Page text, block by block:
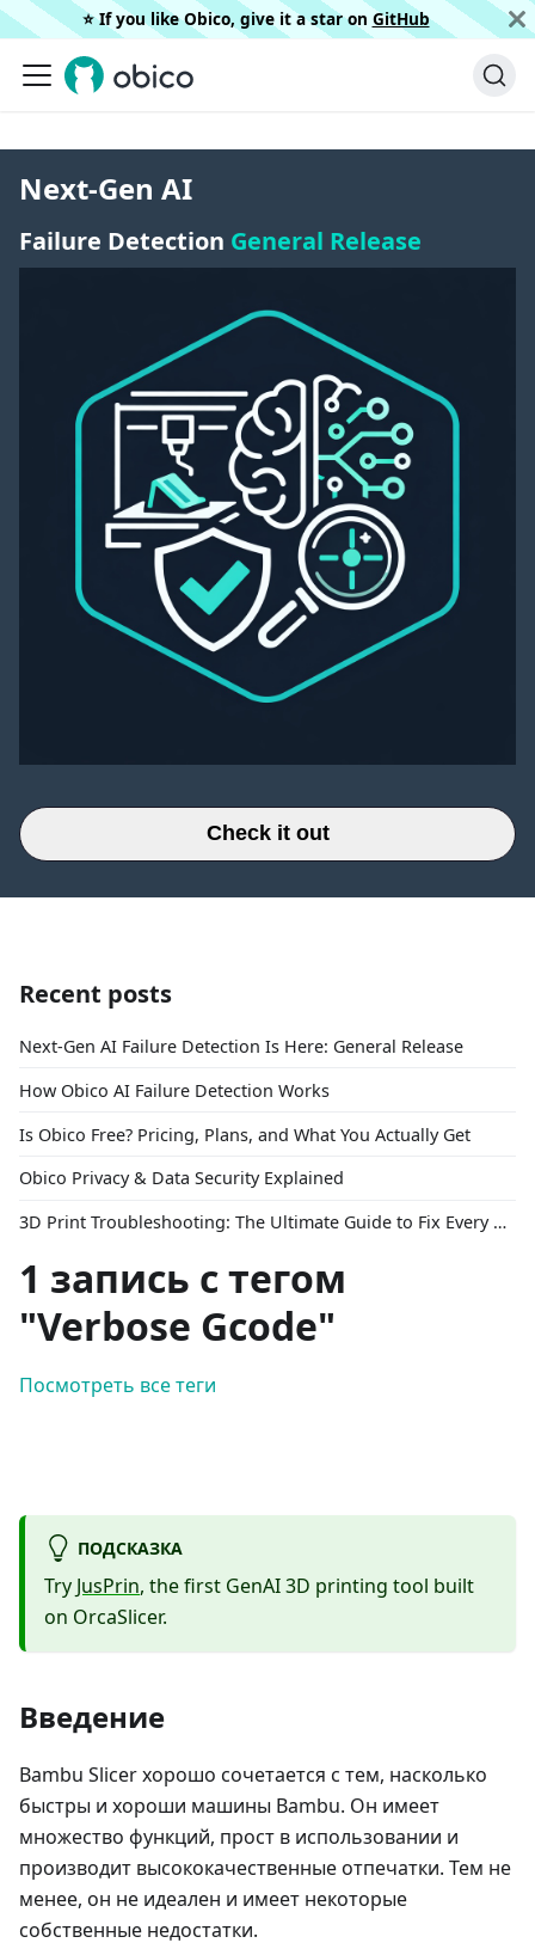
⭐️ If you like Obico, give it a star on GitHub
Next-Gen AI
Failure Detection General Release
Check it out
Recent posts
Next-Gen AI Failure Detection Is Here: General Release
How Obico AI Failure Detection Works
Is Obico Free? Pricing, Plans, and What You Actually Get
Obico Privacy & Data Security Explained
3D Print Troubleshooting: The Ultimate Guide to Fix Every Common Problem [2026]
1 запись с тегом
"Verbose Gcode"
Посмотреть все теги
ПОДСКАЗКА
Try JusPrin, the first GenAI 3D printing tool built
on OrcaSlicer.
Введение
Bambu Slicer хорошо сочетается с тем, насколько
быстры и хороши машины Bambu. Он имеет
множество функций, прост в использовании и
производит высококачественные отпечатки. Тем не
менее, он не идеален и имеет некоторые
собственные недостатки.